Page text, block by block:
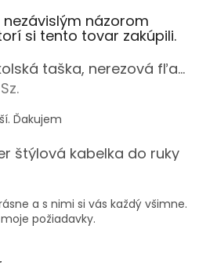
nezávislým názorom
si tento tovar zakúpili.
Ballet set školská taška, nerezová fľaša a plný peračník s motívom baletky pre dievča
je 5 z 5 hviezdičiek.
Ďakujem
štýlová kabelka do ruky
je 5 z 5 hviezdičiek.
a s nimi si vás každý všimne.
požiadavky.